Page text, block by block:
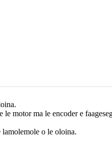
motor ma le encoder e
lamolemole o le oloina.